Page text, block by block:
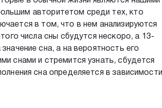
авторитетом среди тех, кто
в том, что в нем анализируются
числа сны сбудутся нескоро, а 13-
сна, а на вероятность его
снами и стремится узнать, сбудется
сна определяется в зависимости